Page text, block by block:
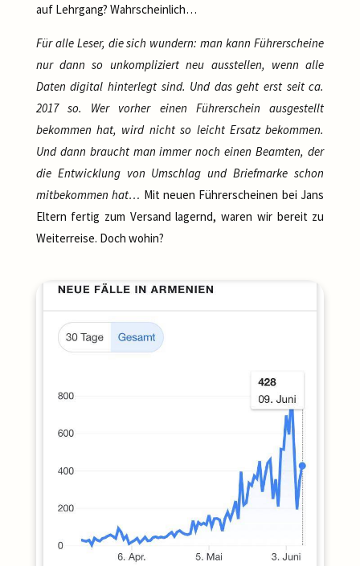
auf Lehrgang? Wahrscheinlich…
Für alle Leser, die sich wundern: man kann Führerscheine
nur dann so unkompliziert neu ausstellen, wenn alle
Daten digital hinterlegt sind. Und das geht erst seit ca.
2017 so. Wer vorher einen Führerschein ausgestellt
bekommen hat, wird nicht so leicht Ersatz bekommen.
Und dann braucht man immer noch einen Beamten, der
die Entwicklung von Umschlag und Briefmarke schon
mitbekommen hat… Mit neuen Führerscheinen bei Jans
Eltern fertig zum Versand lagernd, waren wir bereit zu
Weiterreise. Doch wohin?